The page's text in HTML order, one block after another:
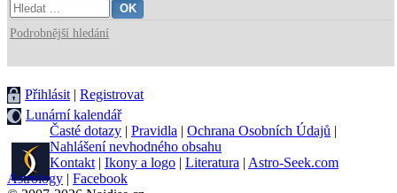
Podrobnější hledání
Přihlásit | Registrovat
Lunární kalendář
Časté dotazy | Pravidla | Ochrana Osobních Údajů |
Nahlášení nevhodného obsahu
Kontakt | Ikony a logo | Literatura | Astro-Seek.com
Astrology | Facebook